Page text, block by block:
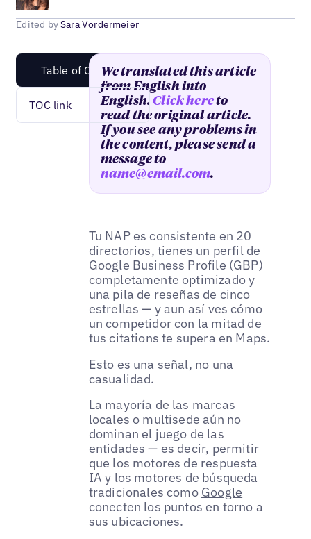
Edited bySara Vordermeier
Table of Content
TOC link
We translated this article
from English into
English.Click hereto
read the original article.
If you see any problems in
the content, please send a
message to
name@email.com.
Tu NAP es consistente en 20
directorios, tienes un perfil de
Google Business Profile (GBP)
completamente optimizado y
una pila de reseñas de cinco
estrellas — y aun así ves cómo
un competidor con la mitad de
tus citations te supera en Maps.
Esto es una señal, no una
casualidad.
La mayoría de las marcas
locales o multisede aún no
dominan el juego de las
entidades — es decir, permitir
que los motores de respuesta
IA y los motores de búsqueda
tradicionales como Google
conecten los puntos en torno a
sus ubicaciones.